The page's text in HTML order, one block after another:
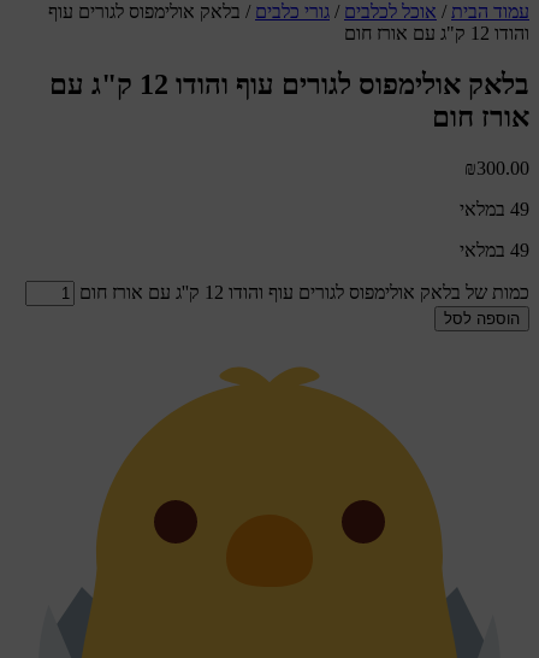
עמוד הבית / אוכל לכלבים / גורי כלבים / בלאק אולימפוס לגורים עוף
והודו 12 ק"ג עם אורז חום
בלאק אולימפוס לגורים עוף והודו 12 ק"ג עם
אורז חום
₪300.00
49 במלאי
49 במלאי
כמות של בלאק אולימפוס לגורים עוף והודו 12 ק''ג עם אורז חום
הוספה לסל